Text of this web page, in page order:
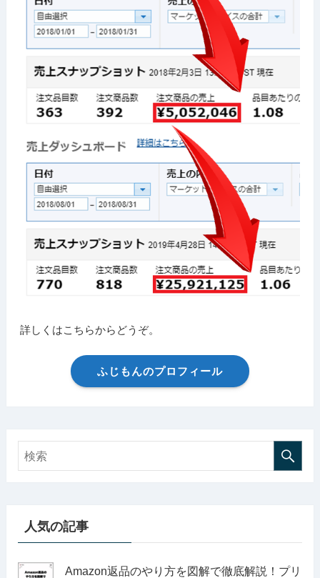
詳しくはこちらからどうぞ。
ふじもんのプロフィール
人気の記事
Amazon返品のやり方を図解で徹底解説！プリ